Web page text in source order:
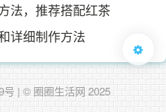
法，推荐搭配红茶
详细制作方法
号 | © 圈圈生活网 2025